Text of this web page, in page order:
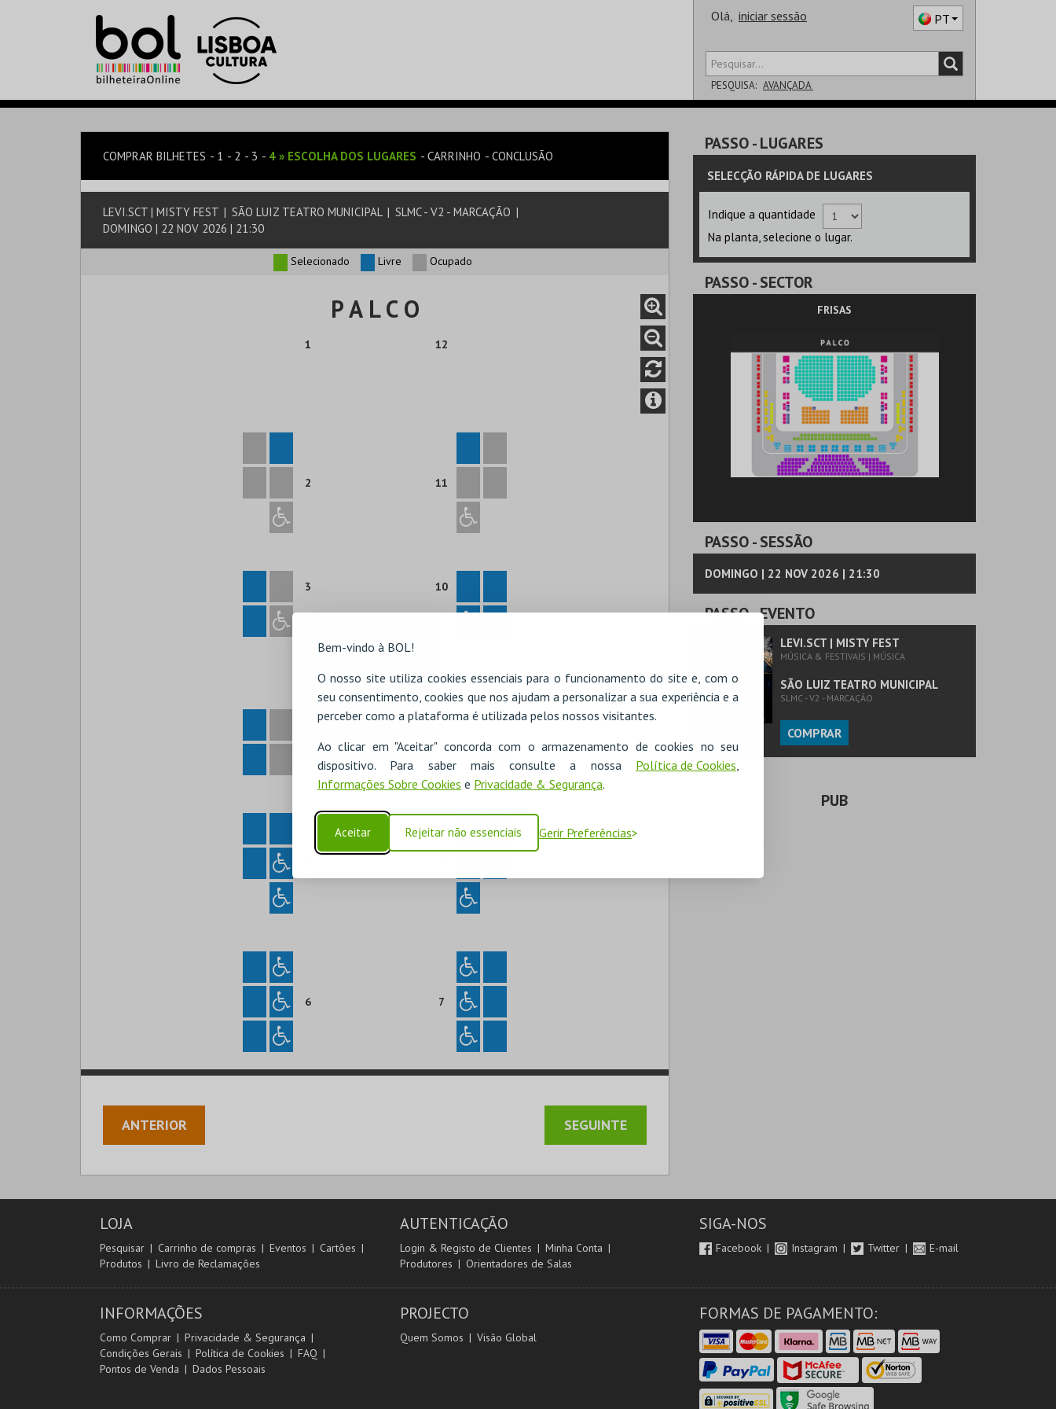
Bem-vindo à BOL!
O nosso site utiliza cookies essenciais para o funcionamento do site e, com o
seu consentimento, cookies que nos ajudam a personalizar a sua experiência e a
perceber como a plataforma é utilizada pelos nossos visitantes.
Ao clicar em "Aceitar" concorda com o armazenamento de cookies no seu
dispositivo. Para saber mais consulte a nossa Política de Cookies
Informações Sobre Cookies e Privacidade & Segurança.
Aceitar Rejeitar não essenciais Gerir Preferências
Olá, iniciar sessão PT
PESQUISA: AVANÇADA
COMPRAR BILHETES 1 2 3 4 » ESCOLHA DOS LUGARES CARRINHO CONCLUSÃO
LEVI.SCT | MISTY FEST | SÃO LUIZ TEATRO MUNICIPAL | SLMC - V2 - MARCAÇÃO |
DOMINGO | 22 NOV 2026 | 21:30
Selecionado Livre Ocupado
P A L C O
1 12
2 11
3 10
9
6 7
ANTERIOR
PASSO- LUGARES
SELECÇÃO RÁPIDA DE LUGARES
Indique a quantidade
Na planta, selecione o lugar.
PASSO- SECTOR
FRISAS
PASSO- SESSÃO
DOMINGO | 22 NOV 2026 | 21:30
PASSO- EVENTO
LEVI.SCT | MISTY FEST
MÚSICA & FESTIVAIS | MÚSICA
SÃO LUIZ TEATRO MUNICIPAL
SLMC - V2 - MARCAÇÃO
COMPRAR
PUB
LOJA
Pesquisar Carrinho de compras Eventos
Cartões
Produtos
Livro de Reclamações
AUTENTICAÇÃO
Login & Registo de Clientes
Minha Conta
Produtores
Orientadores de Salas
SIGA-NOS
Facebook Instagram Twitter E-mail
INFORMAÇÕES
Como Comprar
Privacidade & Segurança
Condições Gerais
Política de Cookies
FAQ
Pontos de Venda
Dados Pessoais
PROJECTO
Quem Somos Visão Global
FORMAS DE PAGAMENTO: